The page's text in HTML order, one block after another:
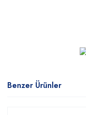
Benzer Ürünler